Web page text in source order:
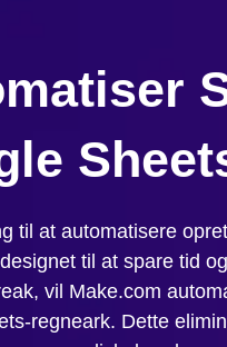
til at automatisere
til at spare tid
vil Make.com
regneark. Dette